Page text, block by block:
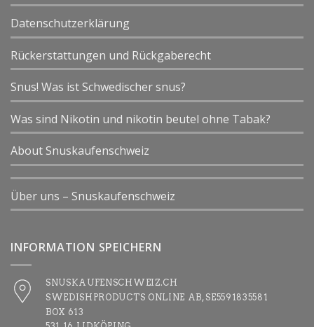
Datenschutzerklärung
Rückerstattungen und Rückgaberecht
Snus! Was ist Schwedischer snus?
Was sind Nikotin und nikotin beutel ohne Tabak?
About Snuskaufenschweiz
Über uns – Snuskaufenschweiz
INFORMATION SPEICHERN
SNUSKAUFENSCHWEIZ.CH
SWEDISHPRODUCTS ONLINE AB, SE5591835581
BOX 613